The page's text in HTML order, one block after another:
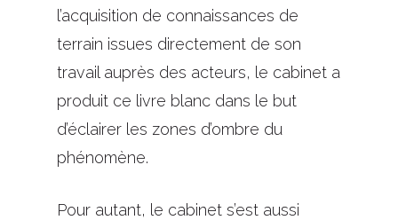
l’acquisition de connaissances de
terrain issues directement de son
travail auprès des acteurs, le cabinet a
produit ce livre blanc dans le but
d’éclairer les zones d’ombre du
phénomène.
Pour autant, le cabinet s’est aussi